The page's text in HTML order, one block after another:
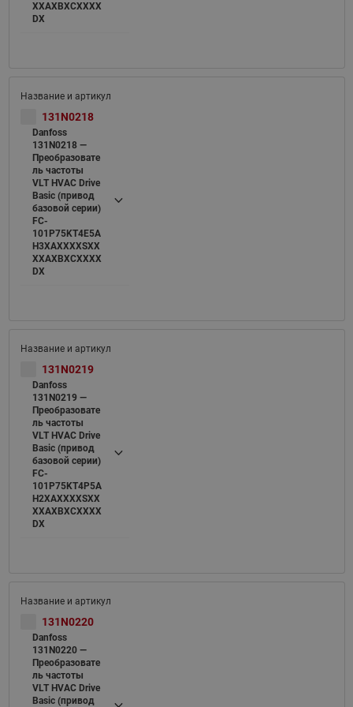
XXAXBXCXXXX
DX
131N0218
Danfoss
131N0218 —
Преобразовате
ль частоты
VLT HVAC Drive
Basic (привод
базовой серии)
FC-
101P75KT4E5A
H3XAXXXXSXX
XXAXBXCXXXX
DX
131N0219
Danfoss
131N0219 —
Преобразовате
ль частоты
VLT HVAC Drive
Basic (привод
базовой серии)
FC-
101P75KT4P5A
H2XAXXXXSXX
XXAXBXCXXXX
DX
131N0220
Danfoss
131N0220 —
Преобразовате
ль частоты
VLT HVAC Drive
Basic (привод